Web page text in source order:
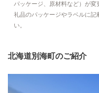
パッケージ、原材料など）が
礼品のパッケージやラベルに
い。
北海道別海町のご紹介